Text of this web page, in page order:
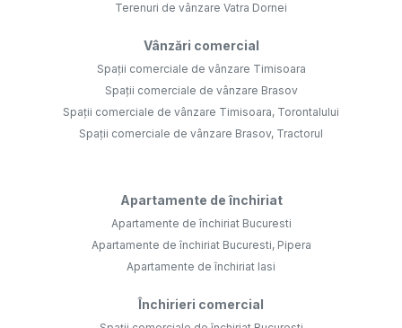
Terenuri de vânzare Vatra Dornei
Vânzări comercial
Spații comerciale de vânzare Timisoara
Spații comerciale de vânzare Brasov
Spații comerciale de vânzare Timisoara, Torontalului
Spații comerciale de vânzare Brasov, Tractorul
Apartamente de închiriat
Apartamente de închiriat Bucuresti
Apartamente de închiriat Bucuresti, Pipera
Apartamente de închiriat Iasi
Închirieri comercial